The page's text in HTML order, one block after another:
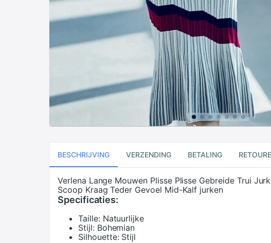
BESCHRIJVING VERZENDING BETALING
Verlena Lange Mouwen Plisse Plisse Gebreide Trui
Scoop Kraag Teder Gevoel Mid-Kalf jurken
Specificaties:
Taille: Natuurlijke
Stijl: Bohemian
Silhouette: Stijl